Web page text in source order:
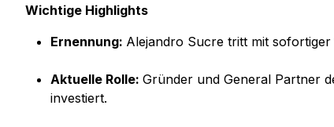
Wichtige Highlights
Ernennung: Alejandro Sucre tritt mit sofortiger
Aktuelle Rolle: Gründer und General Partner
investiert.